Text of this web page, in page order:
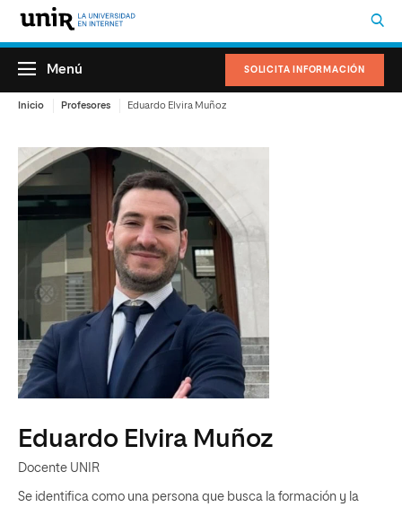
SOLICITA INFORMACIÓN
Menú
Inicio Profesores Eduardo Elvira Muñoz
Eduardo Elvira Muñoz
Docente UNIR
Se identifica como una persona que busca la formación y la